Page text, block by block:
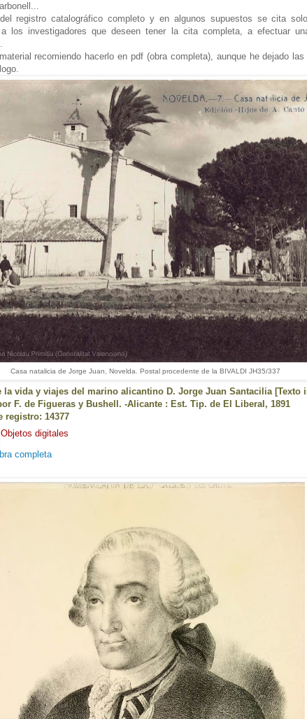
registro catalográfico completo y en algunos supuestos se cita
los investigadores que deseen tener la cita completa, a efectuar
recomiendo hacerlo en pdf (obra completa), aunque he dejado
Casa natalicia de Jorge Juan, Novelda. Postal procedente de la BIVALDI JH35/337
la vida y viajes del marino alicantino D. Jorge Juan Santacilia [Texto
F. de Figueras y Bushell. -Alicante : Est. Tip. de El Liberal, 1891
registro: 14377
Objetos digitales
completa